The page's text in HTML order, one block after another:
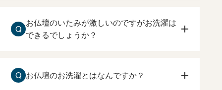
住まいしている方が、ご本尊、ご先祖様に手を合
わすお仏壇を先に購入するのをおすすめ致しま
Q
お仏壇のいたみが激しいのですがお洗濯は
できるでしょうか？
す。
Q お仏壇のお洗濯とはなんですか？